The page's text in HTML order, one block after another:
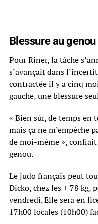
Blessure au genou
Pour Riner, la tâche
s’avançait dans
contractée il y a cinq
gauche, une blessure
« Bien sûr, de temps en
mais ça ne m’empêche
de moi-même », confiait
genou.
Le judo français peut
Dicko, chez les + 78 kg,
vendredi. Elle sera en
17h00 locales (10h00)